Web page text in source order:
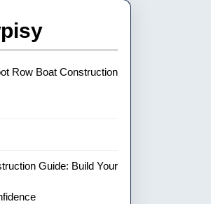
Row Boat Construction
Guide: Build Your